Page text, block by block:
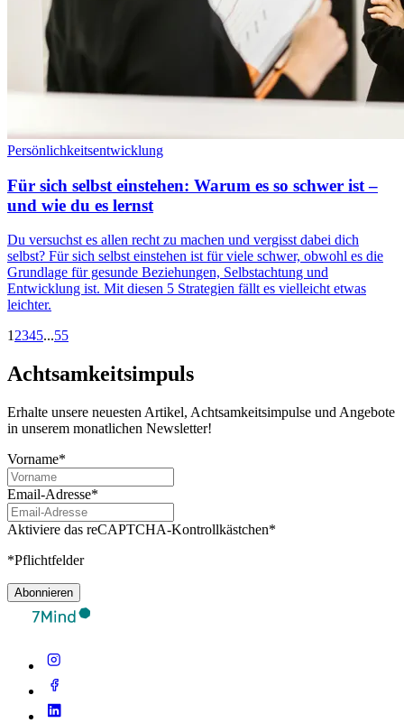
Persönlichkeitsentwicklung
Für sich selbst einstehen: Warum es so schwer ist –
und wie du es lernst
Du versuchst es allen recht zu machen und vergisst dabei dich
selbst? Für sich selbst einstehen ist für viele schwer, obwohl es die
Grundlage für gesunde Beziehungen, Selbstachtung und
Entwicklung ist. Mit diesen 5 Strategien fällt es vielleicht etwas
leichter.
1 2345...55
Achtsamkeitsimpuls
Erhalte unsere neuesten Artikel, Achtsamkeitsimpulse und Angebote
in unserem monatlichen Newsletter!
Vorname*
Email-Adresse*
Aktiviere das reCAPTCHA-Kontrollkästchen*
*Pflichtfelder
Abonnieren